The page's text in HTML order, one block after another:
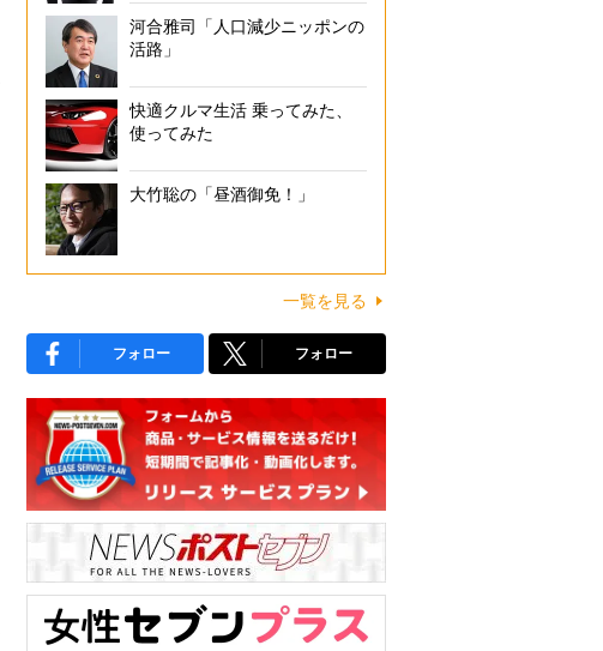
河合雅司「人口減少ニッポンの
活路」
快適クルマ生活 乗ってみた、
使ってみた
大竹聡の「昼酒御免！」
一覧を見る
フォロー フォロー